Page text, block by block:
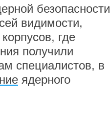
безопасности
видимости,
где
получили
специалистов, в
ядерного